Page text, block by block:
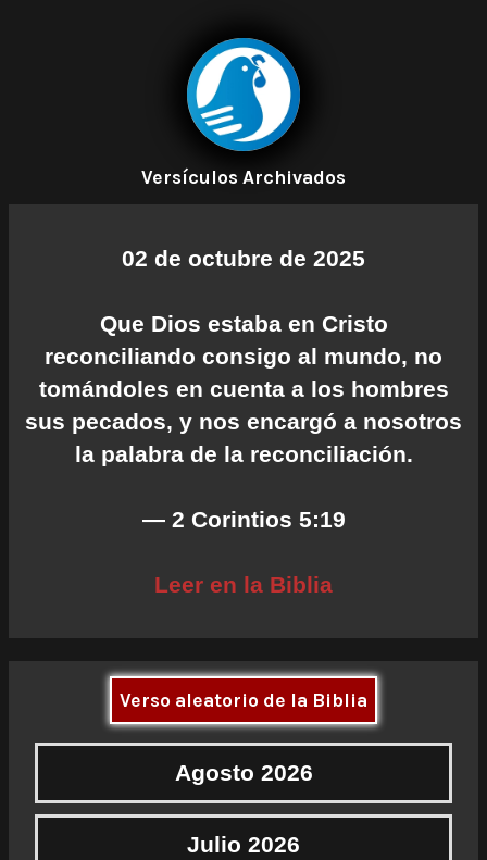
Versículos Archivados
02 de octubre de 2025
Que Dios estaba en Cristo
reconciliando consigo al mundo, no
tomándoles en cuenta a los hombres
sus pecados, y nos encargó a nosotros
la palabra de la reconciliación.
— 2 Corintios 5:19
Leer en la Biblia
Verso aleatorio de la Biblia
Agosto 2026
Julio 2026